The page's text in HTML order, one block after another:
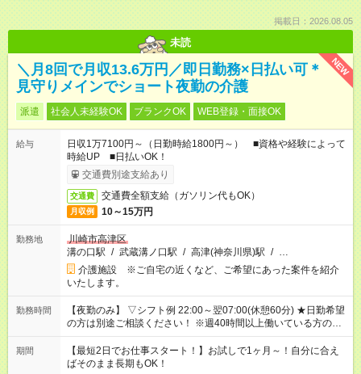
掲載日：2026.08.05
未読
NEW
＼月8回で月収13.6万円／即日勤務×日払い可＊
見守りメインでショート夜勤の介護
派遣 社会人未経験OK ブランクOK WEB登録・面接OK
給与
日収1万7100円～（日勤時給1800円～） ■資格や経験によって
時給UP ■日払いOK！
交通費別途支給あり
交通費 交通費全額支給（ガソリン代もOK）
月収例 10～15万円
勤務地
川崎市高津区
溝の口駅 / 武蔵溝ノ口駅 / 高津(神奈川県)駅 / …
介護施設 ※ご自宅の近くなど、ご希望にあった案件を紹介
いたします。
勤務時間
【夜勤のみ】 ▽シフト例 22:00～翌07:00(休憩60分) ★日勤希望
の方は別途ご相談ください！ ※週40時間以上働いている方のW
ワークはNG
期間
【最短2日でお仕事スタート！】お試しで1ヶ月～！自分に合え
ばそのまま長期もOK！